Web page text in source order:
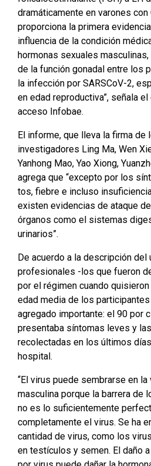
dramáticamente en varones
proporciona la primera
influencia de la condición
hormonas sexuales
de la función gonadal entre los
la infección por SARSCoV-2,
en edad reproductiva”, señala
acceso Infobae.
El informe, que lleva la firma
investigadores Ling Ma, Wen
Yanhong Mao, Yao Xiong,
agrega que “excepto por los
tos, fiebre e incluso
existen evidencias de ataque
órganos como el sistemas
urinarios”.
De acuerdo a la descripción
profesionales -los que fueron
por el régimen cuando
edad media de los
agregado importante: el 90 por
presentaba síntomas leves y
recolectadas en los últimos
hospital.
“El virus puede sembrarse en
masculina porque la barrera de
no es lo suficientemente
completamente el virus. Se ha
cantidad de virus, como los
en testículos y semen. El daño